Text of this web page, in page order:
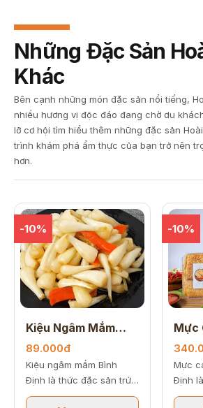
Những Đặc Sản
Khác
Bên cạnh những món đặc sản nổi tiếng,
nhiều hương vị độc đáo đang chờ du
lỡ cơ hội tìm hiểu thêm những đặc sản
trình khám phá ẩm thực của bạn trở nên
hơn.
-10%
Kiệu Ngâm Mắm
500gr
89.000đ
Kiệu ngâm mắm Bình
Định là thức đặc sản trứ
danh mang đậm hương vị
-10%
Mực
Mực
Định
danh